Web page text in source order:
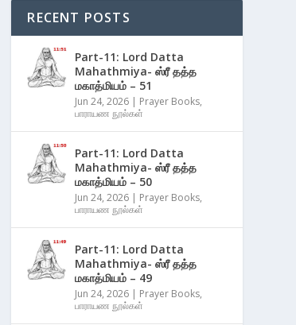
RECENT POSTS
Part-11: Lord Datta
Mahathmiya- ஸ்ரீ தத்த
மகாத்மியம் – 51
Jun 24, 2026 | Prayer Books,
பாராயண நூல்கள்
Part-11: Lord Datta
Mahathmiya- ஸ்ரீ தத்த
மகாத்மியம் – 50
Jun 24, 2026 | Prayer Books,
பாராயண நூல்கள்
Part-11: Lord Datta
Mahathmiya- ஸ்ரீ தத்த
மகாத்மியம் – 49
Jun 24, 2026 | Prayer Books,
பாராயண நூல்கள்